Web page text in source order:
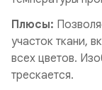
Плюсы:
участок ткани,
всех цветов.
трескается.